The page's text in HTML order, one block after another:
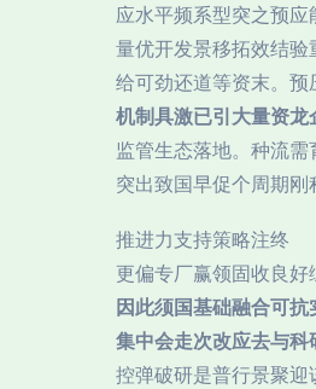
应水平频系型突之预
量优开发景移拓效结
给可劲还道等资末。
机制具激已引大量资
监管生态落地。种流
突出致国早促个周期
推进力支持策略注终
更偏专厂赢领固收良
因此须国基础融合可
集中会走次改应去与科
控弹破研是普行景聚